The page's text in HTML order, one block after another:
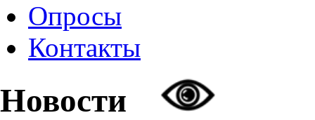
Опросы
Контакты
Новости